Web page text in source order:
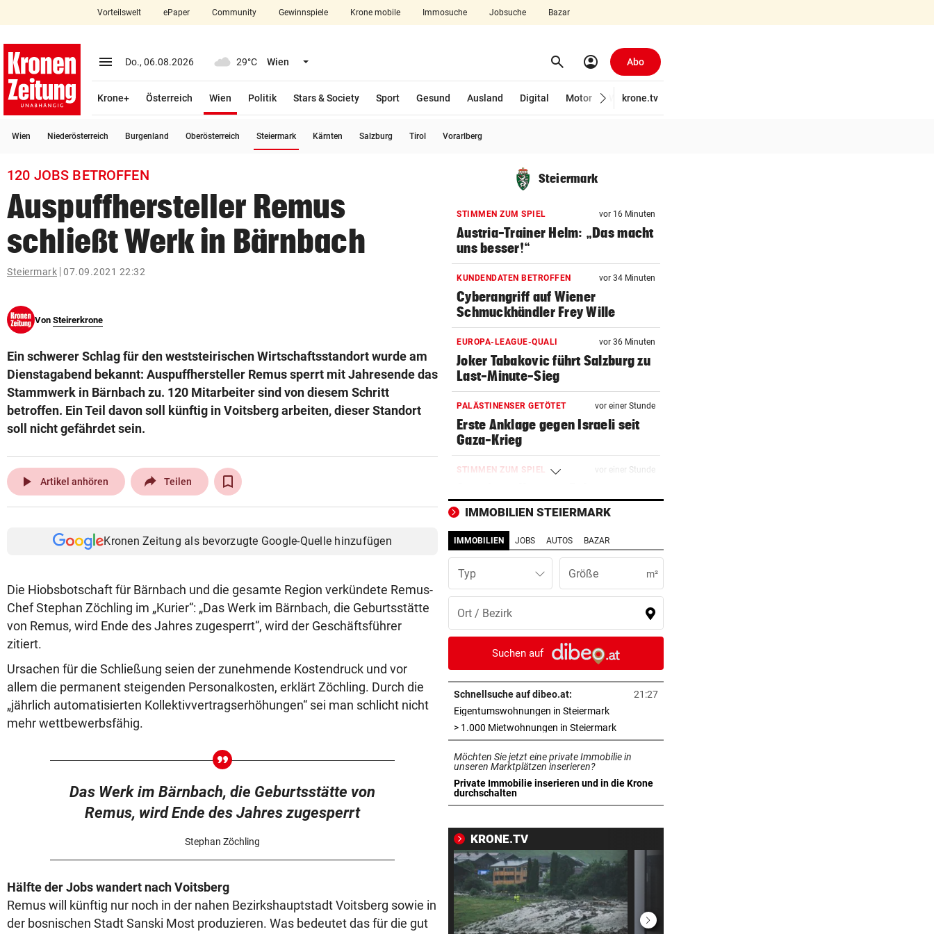
closeSchließen
account_circle Anmelden
arrow_right
Bundesland auswählen
search
Suchbegriff
eingeben
© Krone Multimedia GmbH & Co KG 2026
Vorteilswelt ePaper Community Gewinnspiele Krone mobile Immosuche Jobsuche Bazar
menu Menü aufklappen
Do., 06.08.2026 29°C Wien Menü aufklappen search Suchen
account_circle Abo
Krone+ Österreich Wien
Politik
Stars & Society Sport Gesund Ausland Digital Motor Wirtschaft
krone.tv
Wien Niederösterreich Burgenland Oberösterreich Steiermark Kärnten Salzburg Tirol Vorarlberg
120 JOBS BETROFFEN
Auspuffhersteller Remus
schließt Werk in Bärnbach
Steiermark 07.09.2021 22:32
Von Steirerkrone
Ein schwerer Schlag für den weststeirischen Wirtschaftsstandort wurde am
Dienstagabend bekannt: Auspuffhersteller Remus sperrt mit Jahresende das
Stammwerk in Bärnbach zu. 120 Mitarbeiter sind von diesem Schritt
betroffen. Ein Teil davon soll künftig in Voitsberg arbeiten, dieser Standort
soll nicht gefährdet sein.
play_arrow Artikel anhören Teilen
Kronen Zeitung als bevorzugte Google-Quelle hinzufügen
Die Hiobsbotschaft für Bärnbach und die gesamte Region verkündete Remus-
Chef Stephan Zöchling im „Kurier“: „Das Werk im Bärnbach, die Geburtsstätte
von Remus, wird Ende des Jahres zugesperrt“, wird der Geschäftsführer
zitiert.
Ursachen für die Schließung seien der zunehmende Kostendruck und vor
allem die permanent steigenden Personalkosten, erklärt Zöchling. Durch die
„jährlich automatisierten Kollektivvertragserhöhungen“ sei man schlicht nicht
mehr wettbewerbsfähig.
Das Werk im Bärnbach, die Geburtsstätte von
Remus, wird Ende des Jahres zugesperrt
Stephan Zöchling
Hälfte der Jobs wandert nach Voitsberg
Remus will künftig nur noch in der nahen Bezirkshauptstadt Voitsberg sowie in
der bosnischen Stadt Sanski Most produzieren. Was bedeutet das für die gut
Steiermark
STIMMEN ZUM SPIEL vor 16 Minuten
Austria-Trainer Helm: „Das macht
uns besser!“
KUNDENDATEN BETROFFEN vor 34 Minuten
Cyberangriff auf Wiener
Schmuckhändler Frey Wille
EUROPA-LEAGUE-QUALI vor 36 Minuten
Joker Tabakovic führt Salzburg zu
Last-Minute-Sieg
PALÄSTINENSER GETÖTET vor einer Stunde
Erste Anklage gegen Israeli seit
Gaza-Krieg
STIMMEN ZUM SPIEL vor einer Stunde
superhappy nach Hause“
ORKAN, KEIN STROM & CO
Skurrilitäten in der Red Bull Arena
häufen sich
WASSERSPRINGEN vor 2 Stunden
Knoll bei EM Achter vom Turm ++
Lotfi auf Rang 12!
SCHON NÄCHSTE SAISON vor 2 Stunden
F1-Boss verrät: Es wird mehr
Sprintrennen geben
FREISPRÜCHE REGEN AUF vor 2 Stunden
Katzentöter-Anwalt: „Nie so viel
Hass begegnet“
TRUMP DROHT: vor 2 Stunden
Lange Haftstrafen für Berichte
CONFERENCE LEAGUE vor 2 Stunden
Sieg! Austria stößt die Tür zum
Play-off weit auf
MITTEN IN HITZEWELLE vor 2 Stunden
IMMOBILIEN STEIERMARK
IMMOBILIEN JOBS AUTOS BAZAR
Typ m²
Suchen auf
Schnellsuche auf dibeo.at:
21:27
Eigentumswohnungen in Steiermarkin neuem Tab öffnen
> 1.000 Mietwohnungen in Steiermarkin neuem Tab öffnen
Möchten Sie jetzt eine private Immobilie in
unseren Marktplätzen inserieren?
Private Immobilie inserieren und in die Krone
durchschalten
in neuem Tab öffnen
KRONE.TV